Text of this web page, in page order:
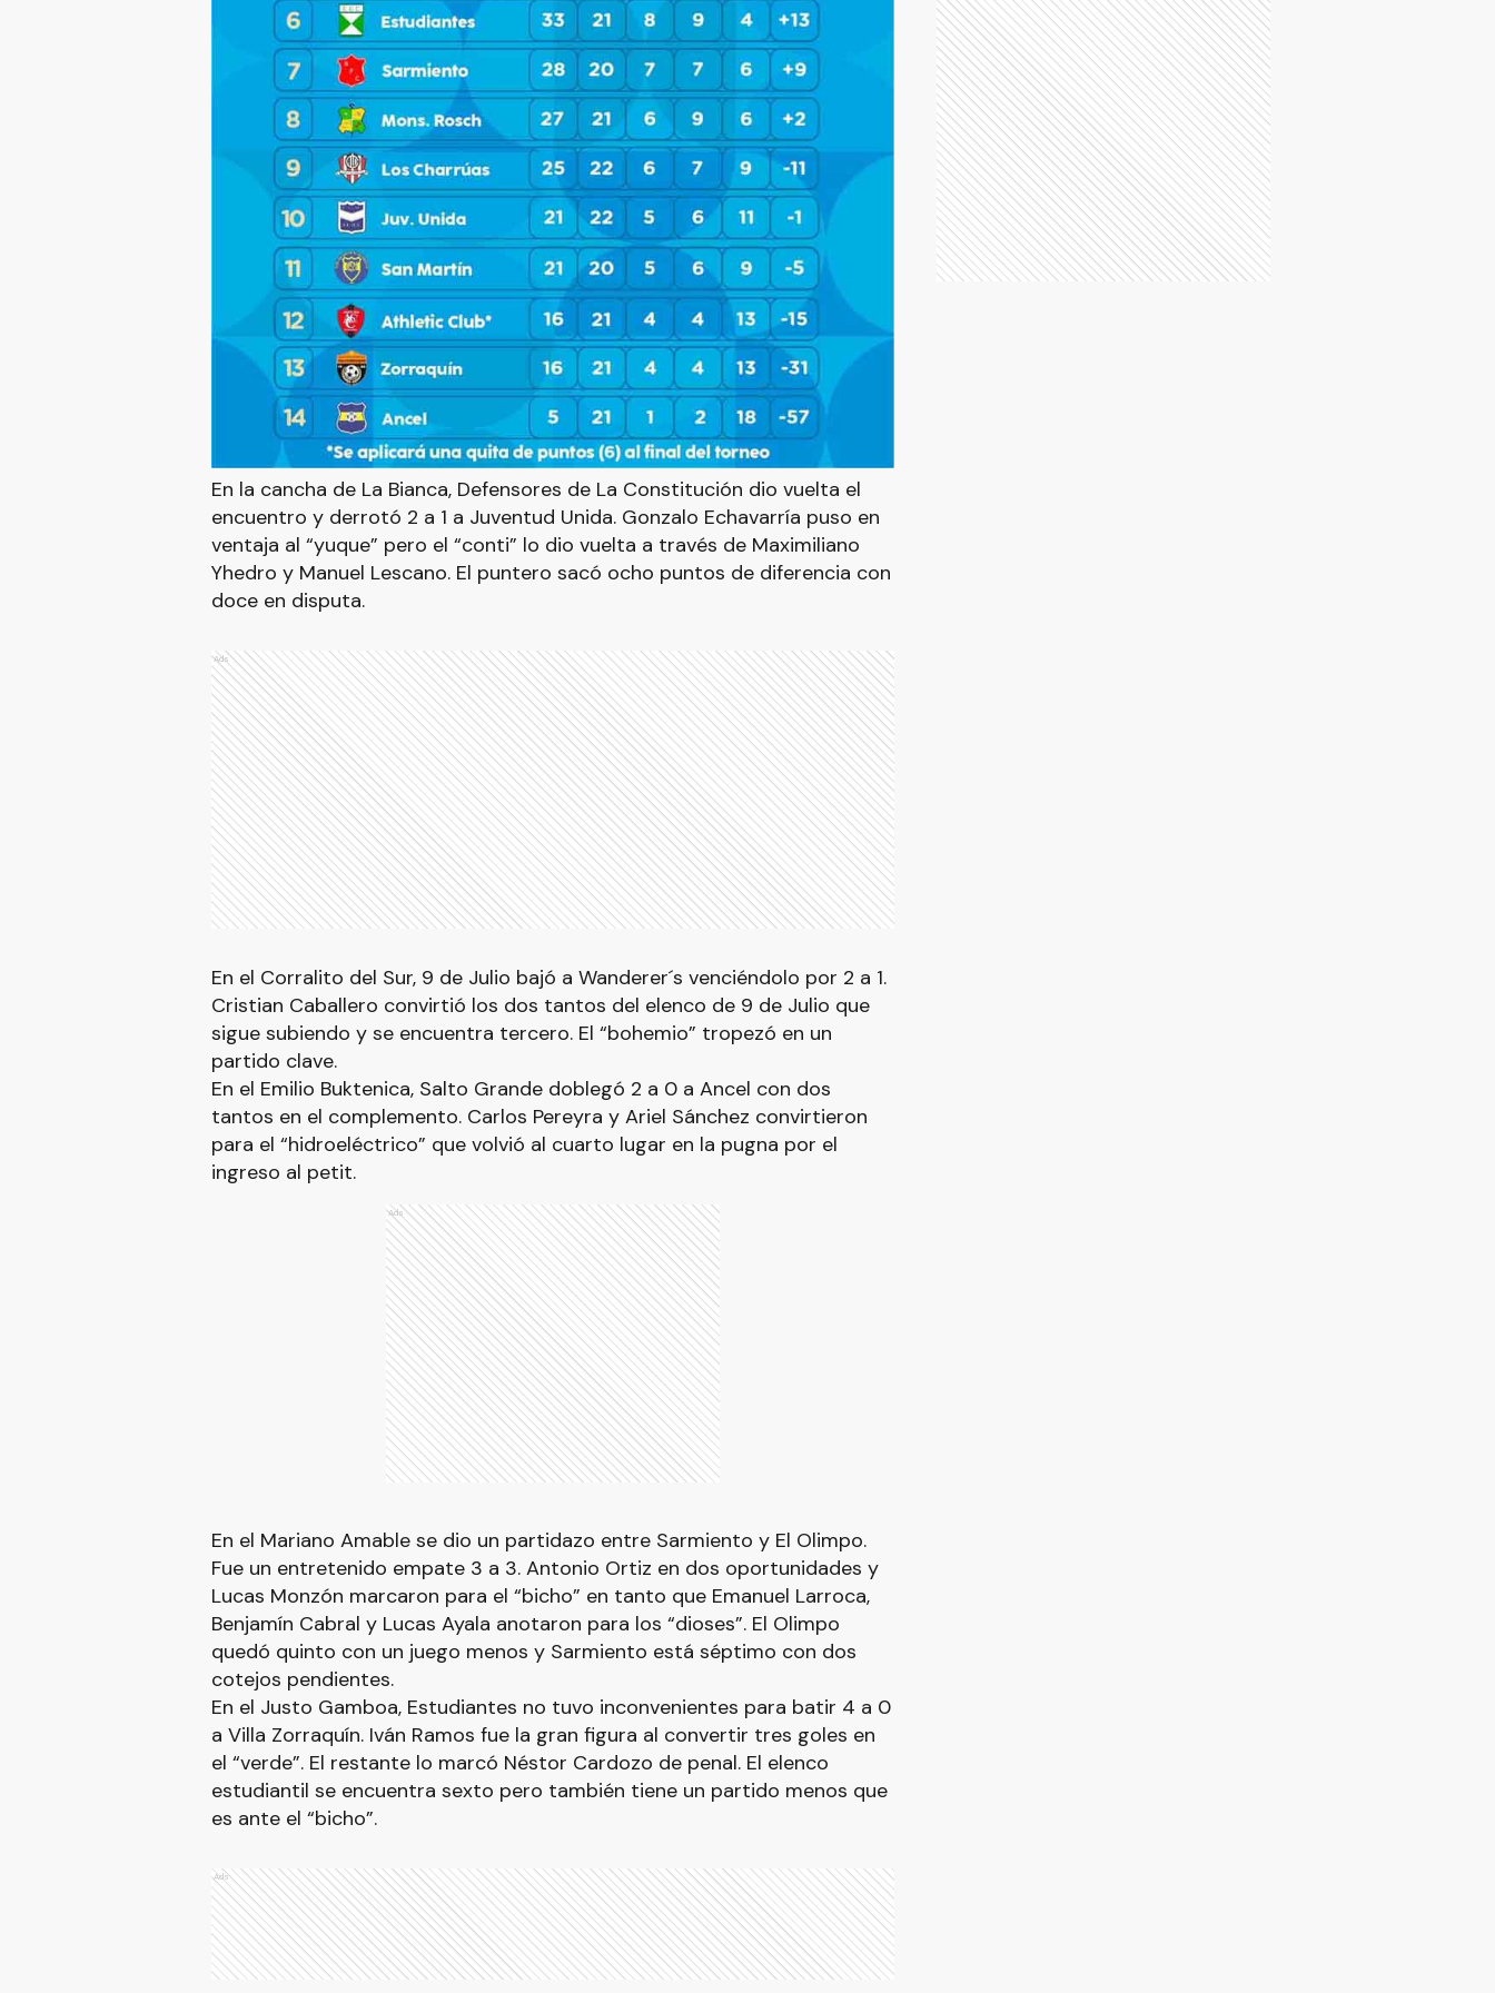
En la cancha de La Bianca, Defensores de La Constitución dio vuelta el
encuentro y derrotó 2 a 1 a Juventud Unida. Gonzalo Echavarría puso en
ventaja al “yuque” pero el “conti” lo dio vuelta a través de Maximiliano
Yhedro y Manuel Lescano. El puntero sacó ocho puntos de diferencia con
doce en disputa.
Ads
En el Corralito del Sur, 9 de Julio bajó a Wanderer´s venciéndolo por 2 a 1.
Cristian Caballero convirtió los dos tantos del elenco de 9 de Julio que
sigue subiendo y se encuentra tercero. El “bohemio” tropezó en un
partido clave.
En el Emilio Buktenica, Salto Grande doblegó 2 a 0 a Ancel con dos
tantos en el complemento. Carlos Pereyra y Ariel Sánchez convirtieron
para el “hidroeléctrico” que volvió al cuarto lugar en la pugna por el
ingreso al petit.
Ads
En el Mariano Amable se dio un partidazo entre Sarmiento y El Olimpo.
Fue un entretenido empate 3 a 3. Antonio Ortiz en dos oportunidades y
Lucas Monzón marcaron para el “bicho” en tanto que Emanuel Larroca,
Benjamín Cabral y Lucas Ayala anotaron para los “dioses”. El Olimpo
quedó quinto con un juego menos y Sarmiento está séptimo con dos
cotejos pendientes.
En el Justo Gamboa, Estudiantes no tuvo inconvenientes para batir 4 a 0
a Villa Zorraquín. Iván Ramos fue la gran figura al convertir tres goles en
el “verde”. El restante lo marcó Néstor Cardozo de penal. El elenco
estudiantil se encuentra sexto pero también tiene un partido menos que
es ante el “bicho”.
Ads